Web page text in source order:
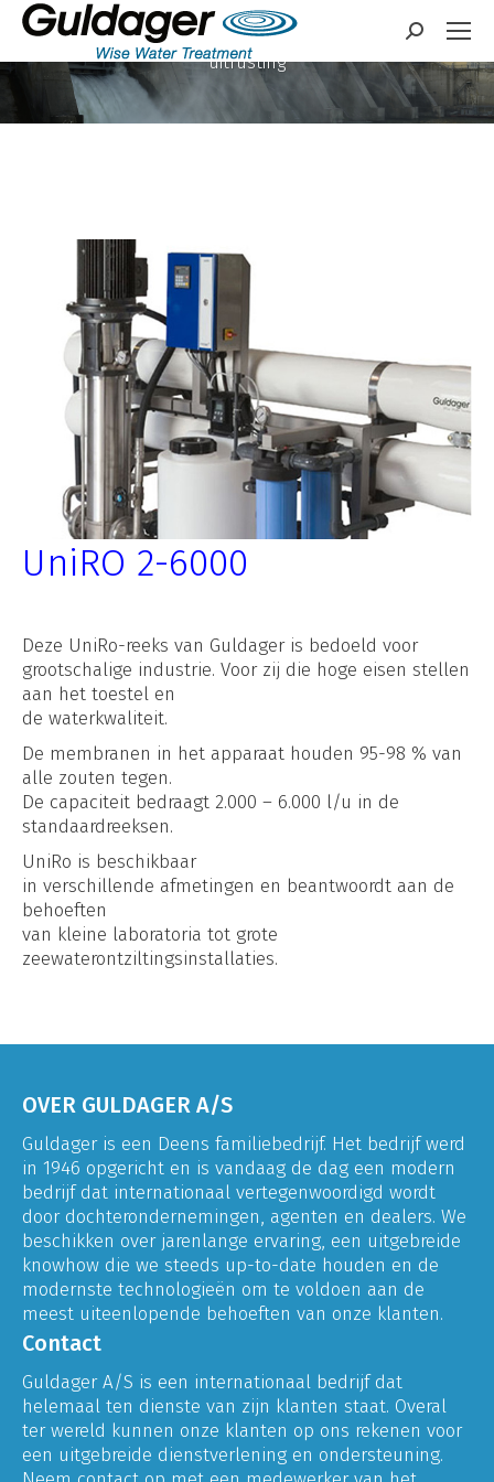
Zoeken:
Totaalleverancier van
oplossingen en
uitrusting
UniRO 2-6000
Deze UniRo-reeks van Guldager is bedoeld voor
grootschalige industrie. Voor zij die hoge eisen stellen
aan het toestel en
de waterkwaliteit.
De membranen in het apparaat houden 95-98 % van
alle zouten tegen.
De capaciteit bedraagt 2.000 – 6.000 l/u in de
standaardreeksen.
UniRo is beschikbaar
in verschillende afmetingen en beantwoordt aan de
behoeften
van kleine laboratoria tot grote
zeewaterontziltingsinstallaties.
OVER GULDAGER A/S
Guldager is een Deens familiebedrijf. Het bedrijf werd
in 1946 opgericht en is vandaag de dag een modern
bedrijf dat internationaal vertegenwoordigd wordt
door dochterondernemingen, agenten en dealers. We
beschikken over jarenlange ervaring, een uitgebreide
knowhow die we steeds up-to-date houden en de
modernste technologieën om te voldoen aan de
meest uiteenlopende behoeften van onze klanten.
Contact
Guldager A/S is een internationaal bedrijf dat
helemaal ten dienste van zijn klanten staat. Overal
ter wereld kunnen onze klanten op ons rekenen voor
een uitgebreide dienstverlening en ondersteuning.